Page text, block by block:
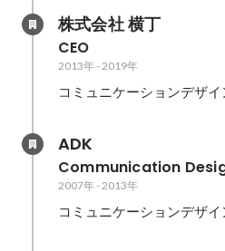
株式会社 横丁
CEO
2013年-2019年
コミュニケーションデザ
ADK
Communication
2007年-2013年
コミュニケーションデザイ